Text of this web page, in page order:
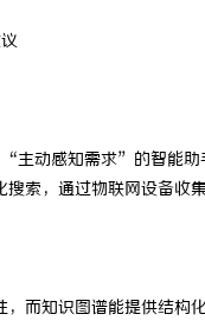
主动感知需求”的智能助
搜索，通过物联网设备
而知识图谱能提供结